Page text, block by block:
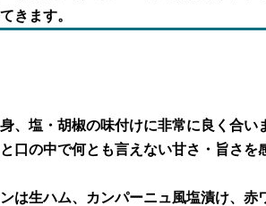
きます。
、塩・胡椒の味付けに非常に良く合い
口の中で何とも言えない甘さ・旨さを
は生ハム、カンパーニュ風塩漬け、